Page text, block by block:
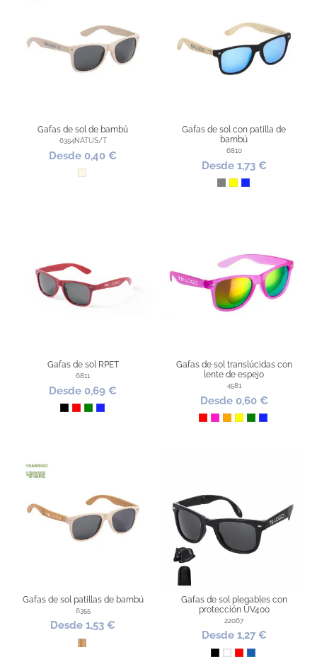
Gafas de sol de bambú
6354NATUS/T
Desde 0,40 €
Natural
Gafas de sol con patilla de
bambú
6810
Desde 1,73 €
GrisAmarillo
Azul Royal
Gafas de sol RPET
6811
Desde 0,69 €
Negro
RojoVerdeAzul Royal
Gafas de sol translúcidas con
lente de espejo
4581
Desde 0,60 €
RojoFucsiaNaranja
Amarillo
VerdeAzul Royal
Gafas de sol patillas de bambú
6355
Desde 1,53 €
Bambú
Gafas de sol plegables con
protección UV400
22067
Desde 1,27 €
NegroBlanco
RojoAzul